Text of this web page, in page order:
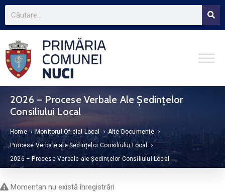
2026 – Procese Verbale Ale Ședințelor
Consiliului Local
Home Monitorul Oficial Local
Alte Documente
Procese Verbale ale Ședințelor Consiliului Local
2026 – Procese Verbale ale Ședințelor Consiliului Local
Momentan nu există înregistrări